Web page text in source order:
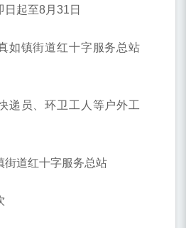
起至8月31日
镇街道红十字服务总站
员、环卫工人等户外工
道红十字服务总站